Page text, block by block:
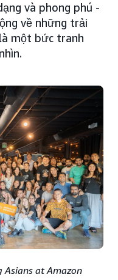
và phong phú -
về những trải
một bức tranh
Asians at Amazon